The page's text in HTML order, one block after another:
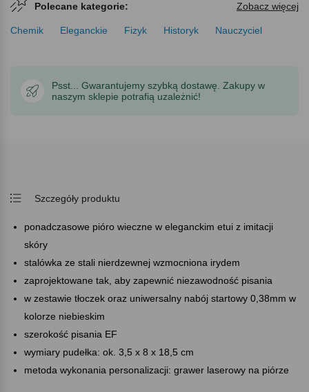
Polecane kategorie: Zobacz więcej
Chemik Eleganckie Fizyk Historyk Nauczyciel
Psst... Gwarantujemy szybką dostawę. Zakupy w
naszym sklepie potrafią uzależnić!
Szczegóły produktu
ponadczasowe pióro wieczne w eleganckim etui z imitacji
skóry
stalówka ze stali nierdzewnej wzmocniona irydem
zaprojektowane tak, aby zapewnić niezawodność pisania
w zestawie tłoczek oraz uniwersalny nabój startowy 0,38mm w
kolorze niebieskim
szerokość pisania EF
wymiary pudełka: ok. 3,5 x 8 x 18,5 cm
metoda wykonania personalizacji: grawer laserowy na piórze